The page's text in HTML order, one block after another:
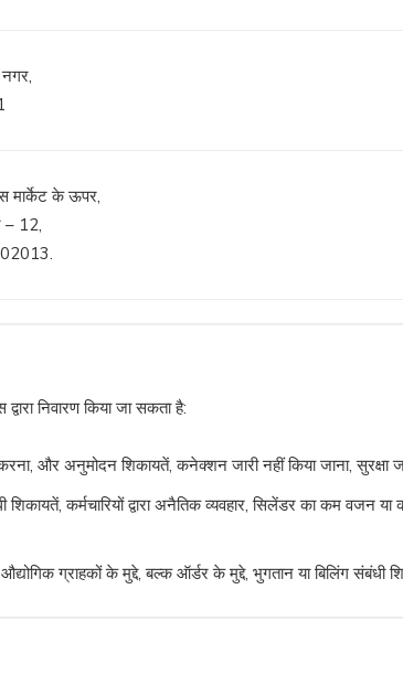
मार्केट के ऊपर,
– 12,
निवारण किया जा सकता है:
और अनुमोदन शिकायतें, कनेक्शन जारी नहीं किया जाना, सुरक्षा
कर्मचारियों द्वारा अनैतिक व्यवहार, सिलेंडर का कम वजन
ग्राहकों के मुद्दे, बल्क ऑर्डर के मुद्दे, भुगतान या बिलिंग संबंधी